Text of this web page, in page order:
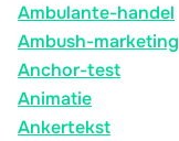
Ambulante-handel
Ambush-marketing
Anchor-test
Animatie
Ankertekst